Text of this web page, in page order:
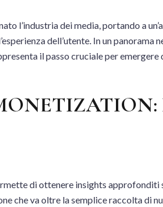
l’industria dei media, portando a
dell’utente. In un panorama
il passo cruciale per emergere
di ottenere insights
che va oltre la semplice raccolta di